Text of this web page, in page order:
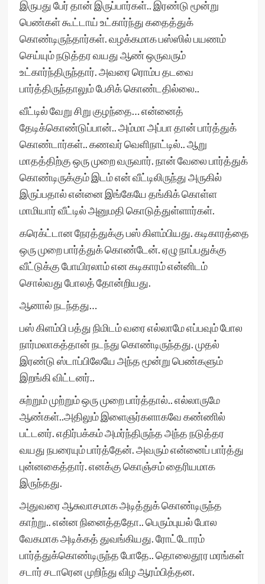
இருபது பேர் தான் இருப்பார்கள்.. இரண்டு மூன்று
பெண்கள் கூட்டாய் உட்கார்ந்து கதைத்துக்
கொண்டிருந்தார்கள். வழக்கமாக பஸ்ஸில் பயணம்
செய்யும் நடுத்தர வயது ஆண் ஒருவரும்
உட்கார்ந்திருந்தார். அவரை ரொம்ப தடவை
பார்த்திருந்தாலும் பேசிக் கொண்டதில்லை..
வீட்டில் வேறு சிறு குழந்தை… என்னைத்
தேடிக்கொண்டுப்பான்.. அம்மா அப்பா தான் பார்த்துக்
கொண்டார்கள்.. கணவர் வெளிநாட்டில்.. ஆறு
மாதத்திற்கு ஒரு முறை வருவார். நான் வேலை பார்த்துக்
கொண்டிருக்கும் இடம் என் வீட்டிலிருந்து அருகில்
இருப்பதால் என்னை இங்கேயே தங்கிக் கொள்ள
மாமியார் வீட்டில் அனுமதி கொடுத்துள்ளார்கள்.
கரெக்ட்டான நேரத்துக்கு பஸ் கிளம்பியது. கடிகாரத்தை
ஒரு முறை பார்த்துக் கொண்டேன். ஏழு நாப்பதுக்கு
வீட்டுக்கு போயிரலாம் என கடிகாரம் என்னிடம்
சொல்வது போலத் தோன்றியது.
ஆனால் நடந்தது…
பஸ் கிளம்பி பத்து நிமிடம் வரை எல்லாமே எப்பவும் போல
நார்மலாகத்தான் நடந்து கொண்டிருந்தது. முதல்
இரண்டு ஸ்டாப்பிலேயே அந்த மூன்று பெண்களும்
இறங்கி விட்டனர்..
சுற்றும் முற்றும் ஒரு முறை பார்த்தால்.. எல்லாருமே
ஆண்கள்..அதிலும் இளைஞர்களாகவே கண்ணில்
பட்டனர். எதிர்பக்கம் அமர்ந்திருந்த அந்த நடுத்தர
வயது நபரையும் பார்த்தேன். அவரும் என்னைப் பார்த்து
புன்னகைத்தார். எனக்கு கொஞ்சம் தைரியமாக
இருந்தது.
அதுவரை ஆசுவாசமாக அடித்துக் கொண்டிருந்த
காற்று.. என்ன நினைத்ததோ.. பெரும்புயல் போல
வேகமாக அடிக்கத் துவங்கியது. ரோட்டோரம்
பார்த்துக்கொண்டிருந்த போதே.. தொலைதூர மரங்கள்
சடார் சடாரென முறிந்து விழ ஆரம்பித்தன.